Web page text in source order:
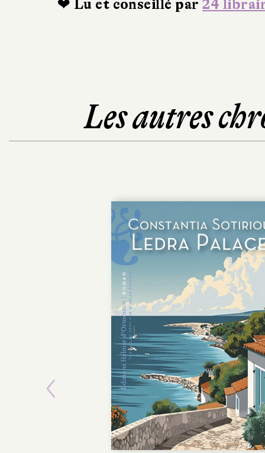
❤ Lu et conseillé par24
Les autres
Previous